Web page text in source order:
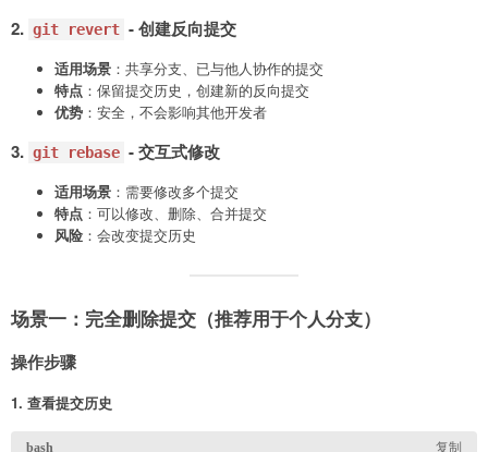
2. git revert - 创建反向提交
适用场景 ：共享分支、已与他人协作的提交
特点 ：保留提交历史，创建新的反向提交
优势 ：安全，不会影响其他开发者
3. git rebase - 交互式修改
适用场景 ：需要修改多个提交
特点 ：可以修改、删除、合并提交
风险 ：会改变提交历史
场景一：完全删除提交（推荐用于个人分支）
操作步骤
1. 查看提交历史